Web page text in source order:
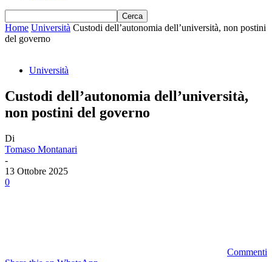
Home Università Custodi dell’autonomia dell’università, non postini
del governo
Università
Custodi dell’autonomia dell’università,
non postini del governo
Di
Tomaso Montanari
-
13 Ottobre 2025
0
Commenti